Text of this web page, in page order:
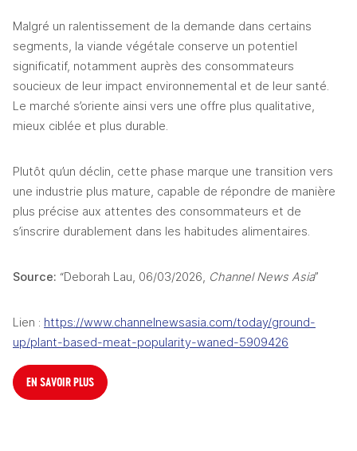
Malgré un ralentissement de la demande dans certains
segments, la viande végétale conserve un potentiel
significatif, notamment auprès des consommateurs
soucieux de leur impact environnemental et de leur santé.
Le marché s’oriente ainsi vers une offre plus qualitative,
mieux ciblée et plus durable.
Plutôt qu’un déclin, cette phase marque une transition vers
une industrie plus mature, capable de répondre de manière
plus précise aux attentes des consommateurs et de
s’inscrire durablement dans les habitudes alimentaires.
Source: “Deborah Lau, 06/03/2026, Channel News Asia”
Lien : https://www.channelnewsasia.com/today/ground-
up/plant-based-meat-popularity-waned-5909426
EN SAVOIR PLUS